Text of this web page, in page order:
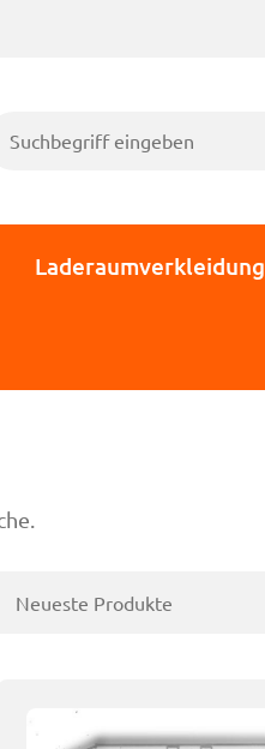
Laderaumverkleidung